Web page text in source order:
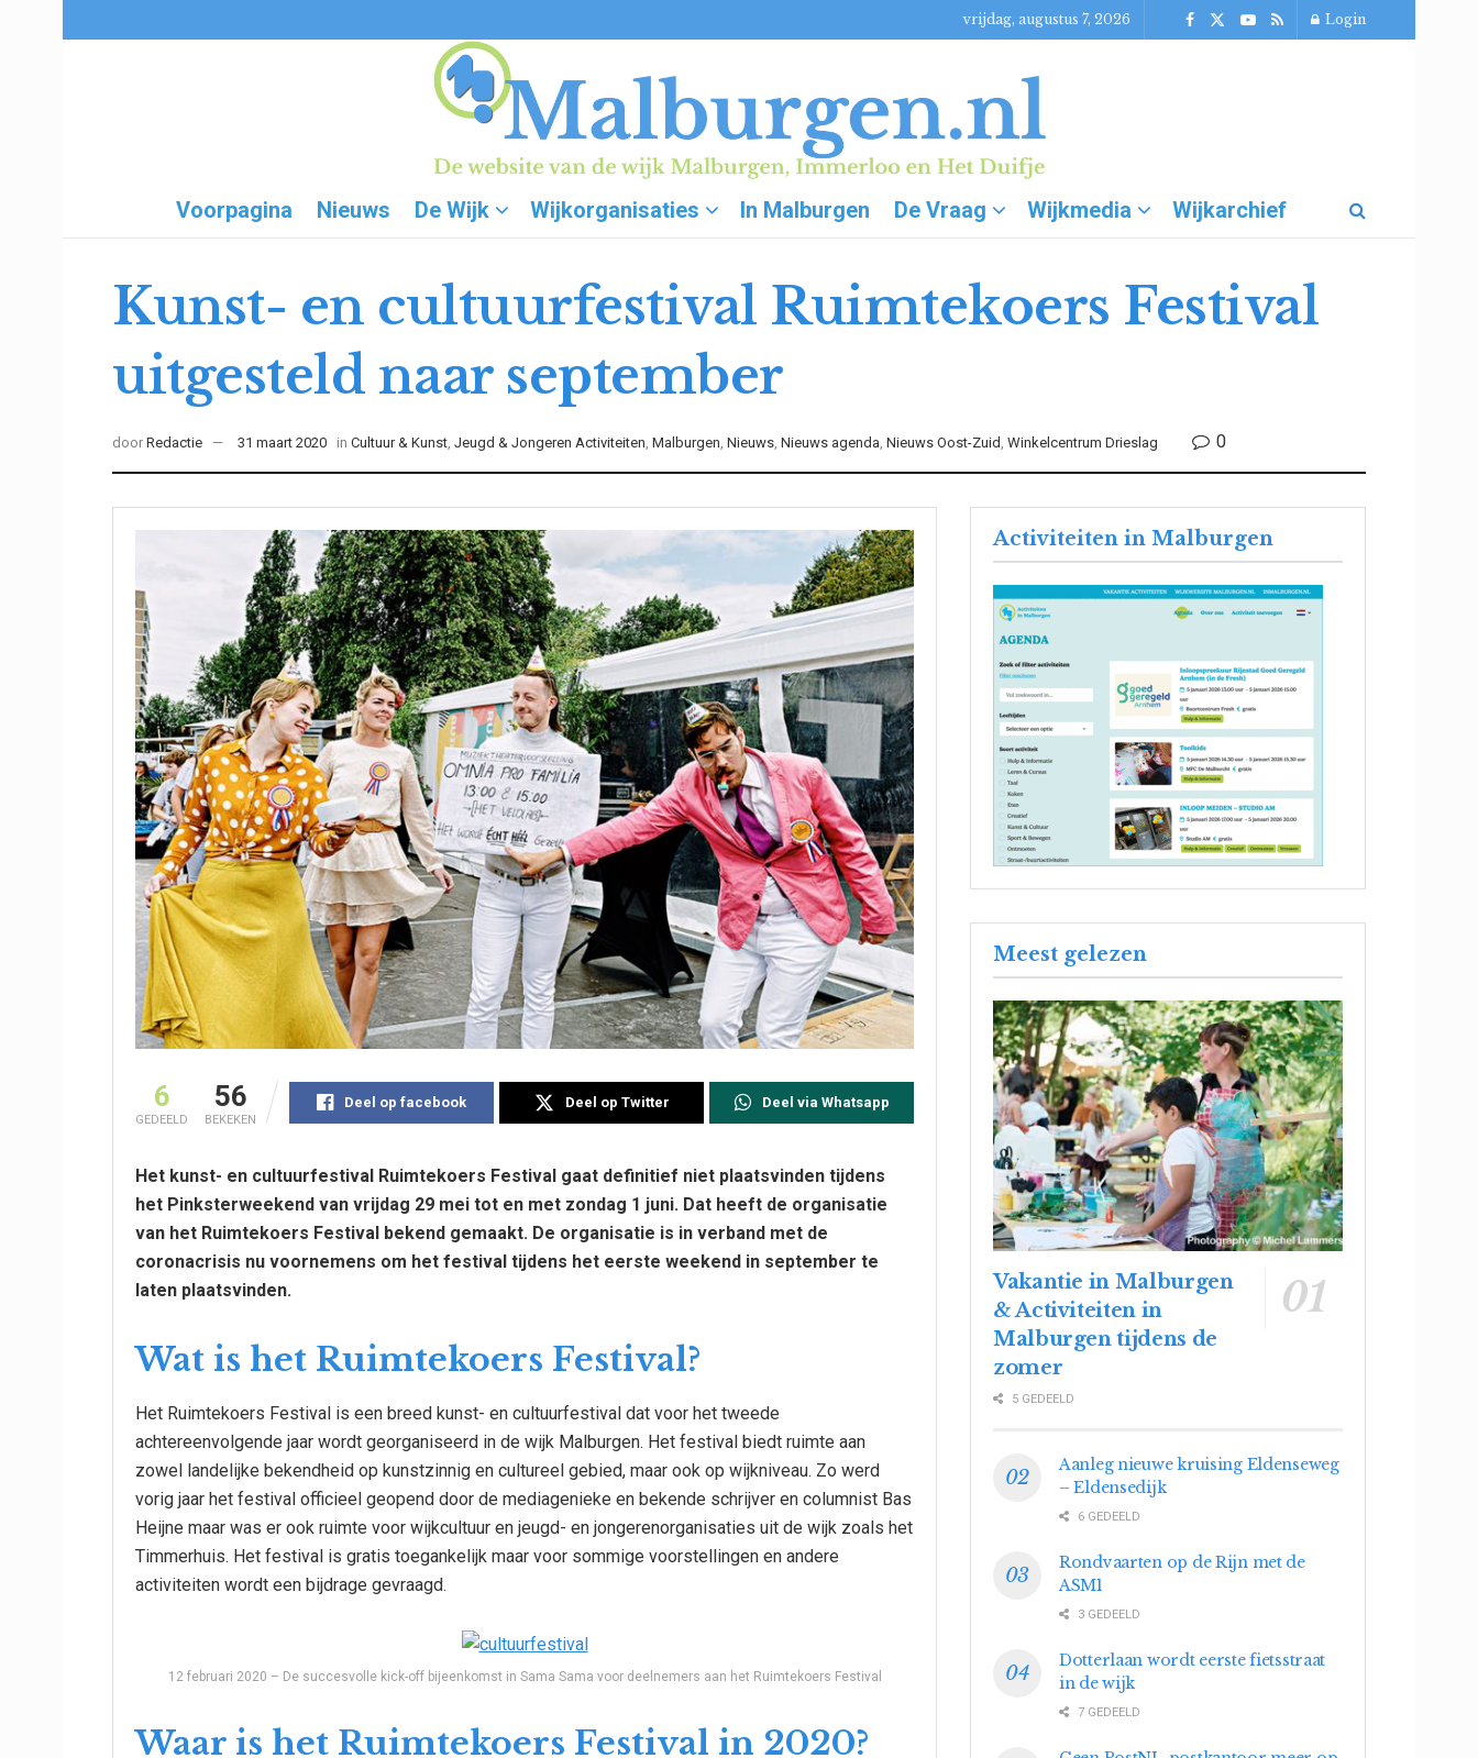
vrijdag, augustus 7, 2026 Login
Voorpagina Nieuws De Wijk Wijkorganisaties In Malburgen De Vraag Wijkmedia Wijkarchief
Kunst- en cultuurfestival Ruimtekoers Festival
uitgesteld naar september
door Redactie 31 maart 2020 in Cultuur & Kunst, Jeugd & Jongeren Activiteiten, Malburgen, Nieuws, Nieuws agenda, Nieuws Oost-Zuid , Winkelcentrum Drieslag 0
6
GEDEELD
56
BEKEKEN
Deel op facebook Deel op Twitter Deel via Whatsapp
Het kunst- en cultuurfestival Ruimtekoers Festival gaat definitief niet plaatsvinden tijdens
het Pinksterweekend van vrijdag 29 mei tot en met zondag 1 juni. Dat heeft de organisatie
van het Ruimtekoers Festival bekend gemaakt. De organisatie is in verband met de
coronacrisis nu voornemens om het festival tijdens het eerste weekend in september te
laten plaatsvinden.
Wat is het Ruimtekoers Festival?
Het Ruimtekoers Festival is een breed kunst- en cultuurfestival dat voor het tweede
achtereenvolgende jaar wordt georganiseerd in de wijk Malburgen. Het festival biedt ruimte aan
zowel landelijke bekendheid op kunstzinnig en cultureel gebied, maar ook op wijkniveau. Zo werd
vorig jaar het festival officieel geopend door de mediagenieke en bekende schrijver en columnist Bas
Heijne maar was er ook ruimte voor wijkcultuur en jeugd- en jongerenorganisaties uit de wijk zoals het
Timmerhuis. Het festival is gratis toegankelijk maar voor sommige voorstellingen en andere
activiteiten wordt een bijdrage gevraagd.
12 februari 2020 – De succesvolle kick-off bijeenkomst in Sama Sama voor deelnemers aan het Ruimtekoers Festival
Waar is het Ruimtekoers Festival in 2020?
Activiteiten in Malburgen
Meest gelezen
Vakantie in Malburgen
& Activiteiten in
Malburgen tijdens de
zomer
5 GEDEELD
Aanleg nieuwe kruising Eldenseweg
– Eldensedijk
6 GEDEELD
Rondvaarten op de Rijn met de
ASM1
3 GEDEELD
Dotterlaan wordt eerste fietsstraat
in de wijk
7 GEDEELD